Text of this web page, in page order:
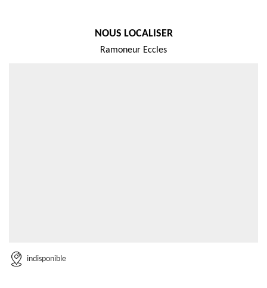
NOUS LOCALISER
Ramoneur Eccles
indisponible